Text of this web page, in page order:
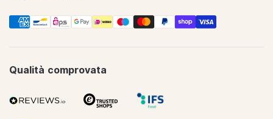
Metodi
Qualità comprovata